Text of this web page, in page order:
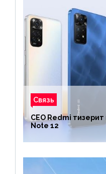
Связь
CEO Redmi
Note 12